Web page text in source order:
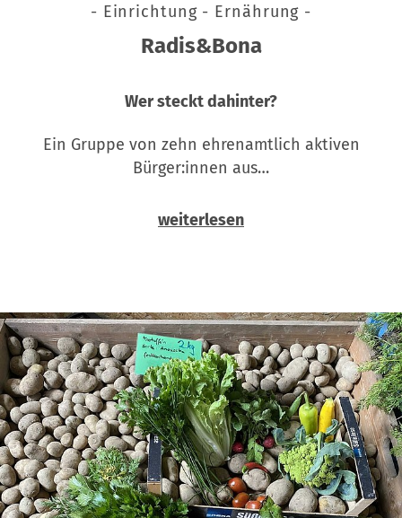
- Einrichtung - Ernährung -
Radis&Bona
Wer steckt dahinter?
Ein Gruppe von zehn ehrenamtlich aktiven
Bürger:innen aus…
weiterlesen